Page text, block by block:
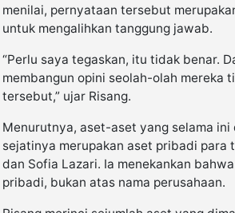
menilai, pernyataan tersebut
untuk mengalihkan tanggung jawab.
“Perlu saya tegaskan, itu tidak benar.
membangun opini seolah-olah mereka
tersebut,” ujar Risang.
Menurutnya, aset-aset yang selama
sejatinya merupakan aset pribadi para
dan Sofia Lazari. Ia menekankan
pribadi, bukan atas nama perusahaan.